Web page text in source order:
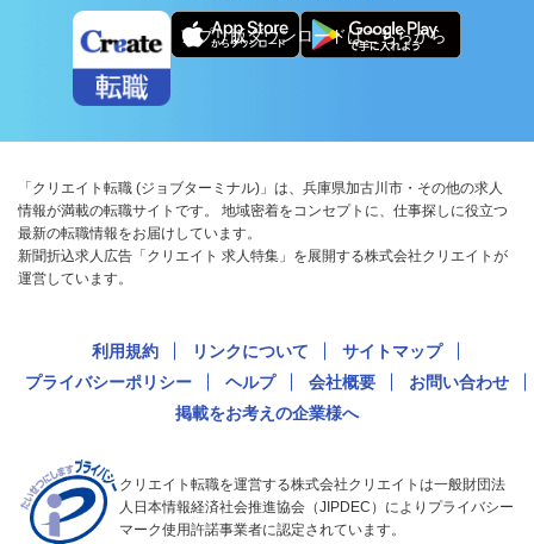
アプリ版ダウンロードはこちらから
「クリエイト転職 (ジョブターミナル)」は、兵庫県加古川市・その他の求人
情報が満載の転職サイトです。 地域密着をコンセプトに、仕事探しに役立つ
最新の転職情報をお届けしています。
新聞折込求人広告「クリエイト 求人特集」を展開する株式会社クリエイトが
運営しています。
利用規約 リンクについて
サイトマップ
プライバシーポリシー
ヘルプ 会社概要
お問い合わせ
掲載をお考えの企業様へ
クリエイト転職を運営する株式会社クリエイトは一般財団法
人日本情報経済社会推進協会（JIPDEC）によりプライバシー
マーク使用許諾事業者に認定されています。